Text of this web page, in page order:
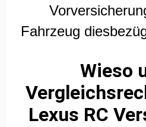
Fahrzeug
Wieso
Lexus RC